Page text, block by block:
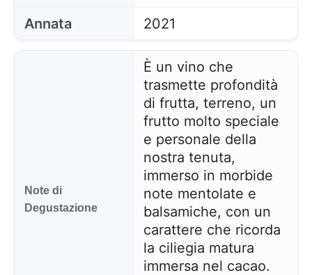
Annata 2021
Note di
Degustazione
È un vino che
trasmette profondità
di frutta, terreno, un
frutto molto speciale
e personale della
nostra tenuta,
immerso in morbide
note mentolate e
balsamiche, con un
carattere che ricorda
la ciliegia matura
immersa nel cacao.